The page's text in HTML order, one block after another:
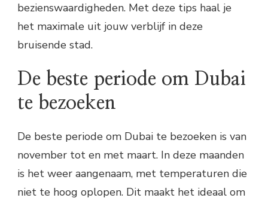
bezienswaardigheden. Met deze tips haal je
het maximale uit jouw verblijf in deze
bruisende stad.
De beste periode om Dubai
te bezoeken
De beste periode om Dubai te bezoeken is van
november tot en met maart. In deze maanden
is het weer aangenaam, met temperaturen die
niet te hoog oplopen. Dit maakt het ideaal om